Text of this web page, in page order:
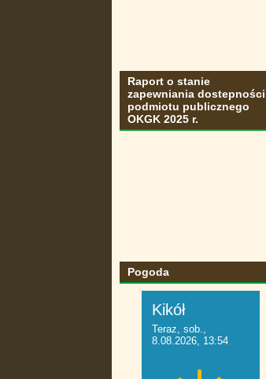
Raport o stanie
zapewniania dostepności
podmiotu publicznego
OKGK 2025 r.
Pogoda